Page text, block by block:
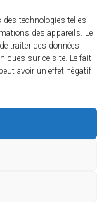
technologies telles
des appareils. Le
traiter des données
sur ce site. Le fait
avoir un effet négatif